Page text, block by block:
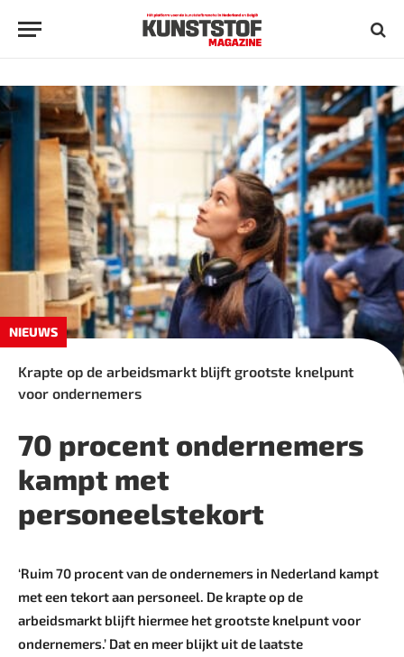
NIEUWS
Krapte op de arbeidsmarkt blijft grootste knelpunt
voor ondernemers
70 procent ondernemers
kampt met
personeelstekort
‘Ruim 70 procent van de ondernemers in Nederland kampt
met een tekort aan personeel. De krapte op de
arbeidsmarkt blijft hiermee het grootste knelpunt voor
ondernemers.’ Dat en meer blijkt uit de laatste